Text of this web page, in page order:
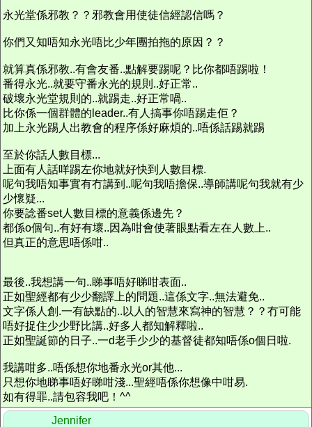
永光堂係邪教？？邪教會用使徒信經認信嗎？
你們又知唔知永光唔比少年團拍拖的原因？？
就算真係邪教..有會友番..點解要踢呢？比你都唔踢啦！
番得永光..就要守番永光的規則..好正常..
破壞永光堂規則的..就踢走..好正常喎..
比你係一個群體的leader..有人搞事你唔踢走佢？
加上永光踢人出教會的程序係好麻煩的..唔係話踢就踢
至於你話人數目標...
上面有人話咩踢左你地就好快到人數目標.
呢句我唔知事實有冇講到..呢句我唔擔保..導師講呢句我就有少
少懷疑...
你要諗番set人數目標的意義係邊先？
都係o個句..有好有壞..因為咁會使著眼點看左在人數上..
但真正的意思唔係咁..
最後..我想講一句..睇事唔好睇咁表面..
正如聖經都有少少翻譯上的問題..這係文字..無法避免..
文字係人創.一有缺點的..以人的智慧來寫神的智慧？？冇可能
唔好捉住少少野比講..好多人都知解釋啦..
正如聖誕節的日子..一d老手少少的基督徒都知唔係o個日啦.
我講咁多..唔係想你地番永光or其他...
只想你地睇事唔好睇咁淺...聖經唔係你想像中咁易.
如有得罪..請包容我吧！^^
Jennifer